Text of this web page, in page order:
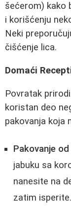
šećerom) kako
i korišćenju
Neki
čišćenje lica.
Domaći
Povratak
koristan deo
pakovanja koja
Pakovanje
jabuku sa
nanesite na
zatim